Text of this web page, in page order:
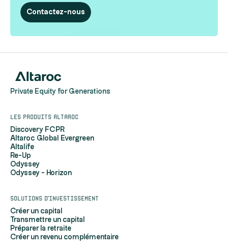
Contactez-nous
Private Equity for Generations
Les produits Altaroc
Discovery FCPR
Altaroc Global Evergreen
Altalife
Re-Up
Odyssey
Odyssey - Horizon
Solutions d'investissement
Créer un capital
Transmettre un capital
Préparer la retraite
Créer un revenu complémentaire